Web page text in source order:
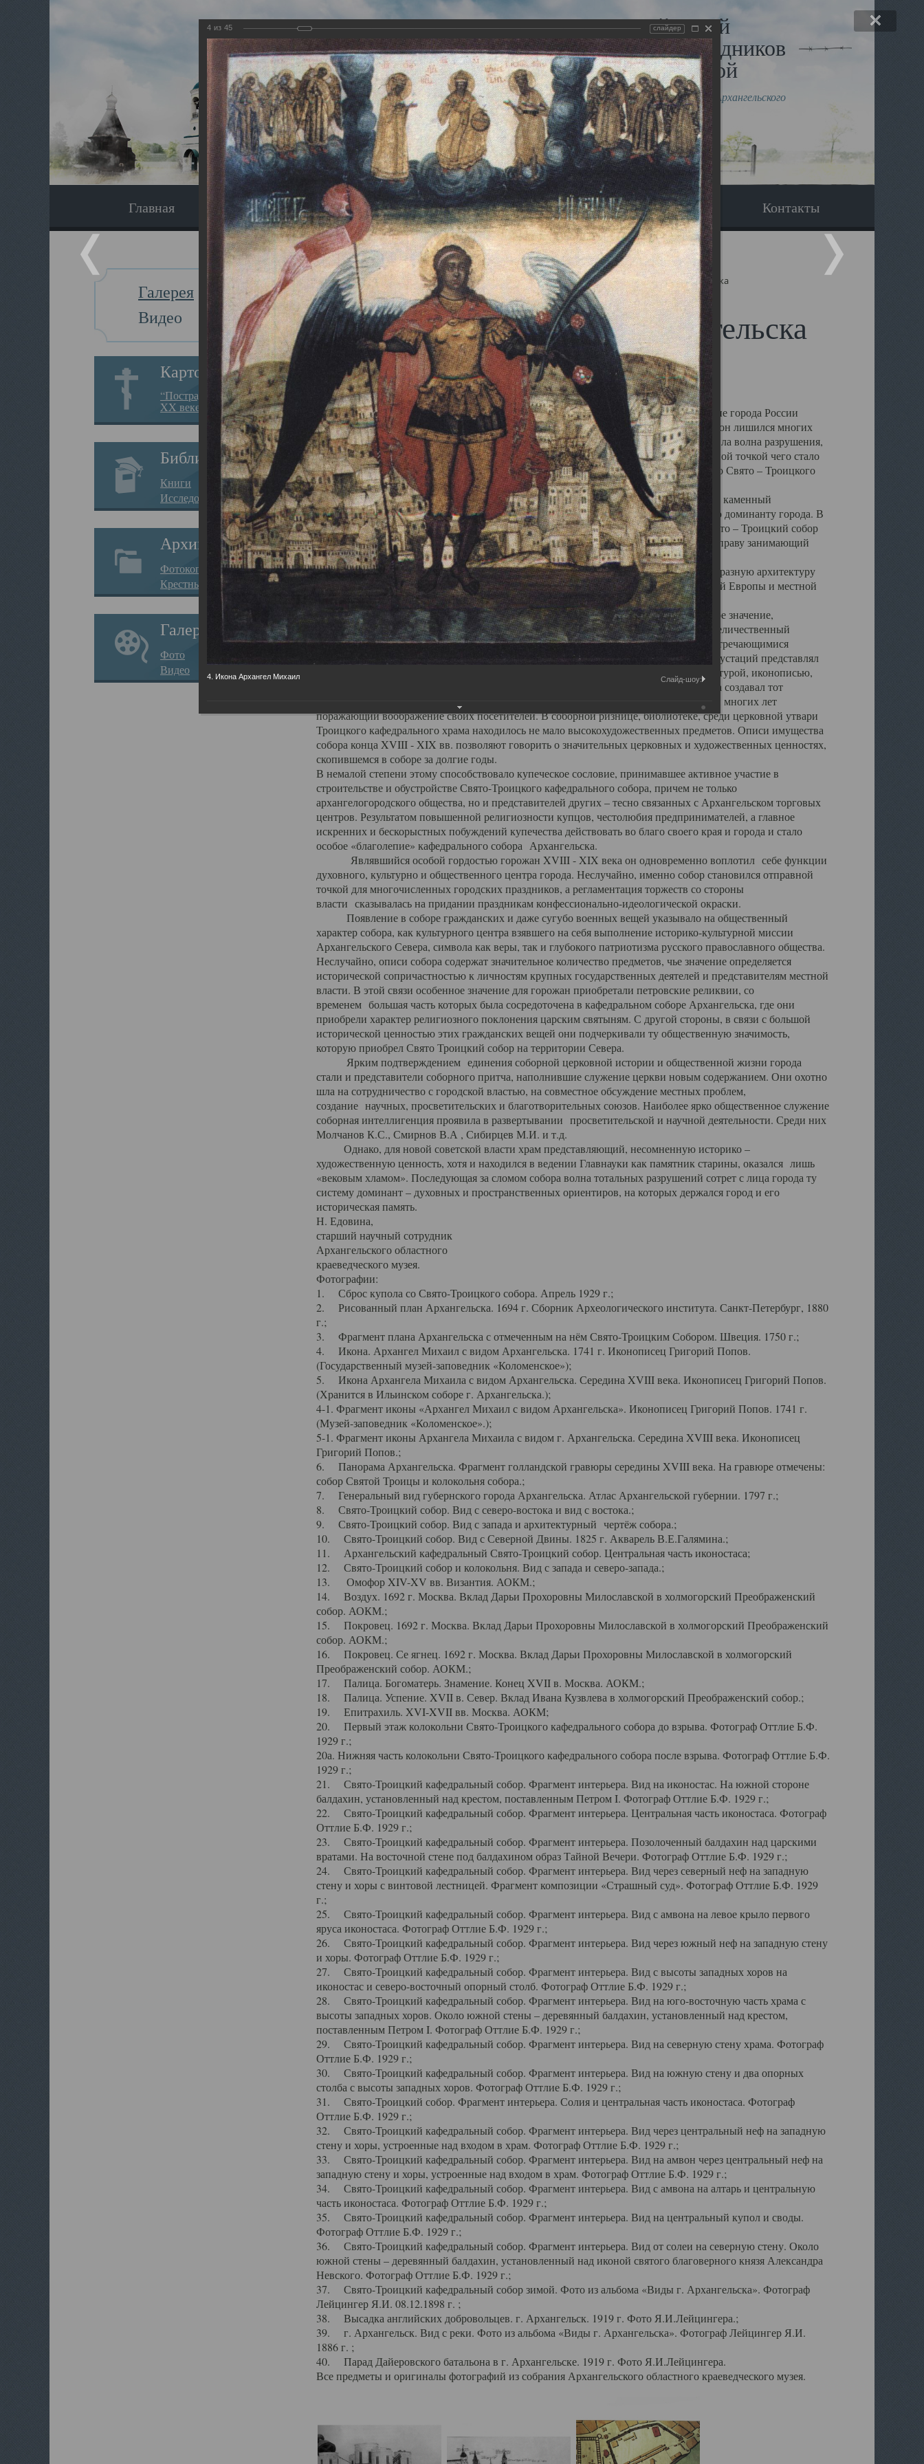
Виртуальный музей
Новомучеников и исповедников
Земли Архангельской
Сайт создан по благословлению митрополита Архангельского
и Холмогорского Даниила
Главная Экскурсия Наследники Галерея Вопрос-ответ Контакты
Галерея
Видео
Картотека
“Пострадавшие за веру в
XX веке на Севере”
Библиотека
Книги
Исследования
Архив
Фотокопии дел
Крестные ходы
Галерея
Фото
Видео
Главная Галерея Храмы-мученики Архангельска Свято-Троицкий собор Архангельска
Свято-Троицкий собор Архангельска
Свято-Троицкий собор Архангельска
23.12.2015
Сегодня мы можем говорить, что Архангельск в большей мере, чем другие губернские города России
пострадал от целенаправленных систематических разрушений, в результате которых он лишился многих
выдающихся памятников архитектуры. Больше всего по старому Архангельску ударила волна разрушения,
вызванная борьбой с религией, набравшая особую силу в конце 20 –х годов. Отправной точкой чего стало
разрушение православного центра архангельской губернии - ансамбля кафедрального Свято – Троицкого
собора Архангельска.
Возникнув в начале XVIII века в центре Архангельска, величественный каменный
двухэтажный Троицкий собор, сразу превратился в зрительную и градостроительную доминанту города. В
XVIII веке по масштабам ему не было равных на Севере. Вплоть до разрушения Свято – Троицкий собор
оставался самым высоким и значительным из городских строений Архангельска, по праву занимающий
второе место, после гостиных дворов, в градостроительной картине Архангельска.
Один из самых больших и светлых соборов России воплотил в себе яркую и своеобразную архитектуру
портового города с отраженными в ней архитектурными течениями России, Западной Европы и местной
архангелогородской школы церковного зодчества.
Масштабность, благолепие и богатство собора, вполне оправдывали его кафедральное значение,
заслуженно выделяя из многочисленных культовых построек города. Обширный и величественный
иконостас украшенный колоннами ионического стиля, с единственными нигде не встречающимися
царскими вратами, изящным фронтоном и множеством резных, символических инкрустаций представлял
собой поистине художественную ценность. В совокупности же с живописью, скульптурой, иконописью,
шитьем, многочисленными предметами церковной утвари интерьер Троицкого храма создавал тот
неповторимый красочный ансамбль декоративного убранства собора, на протяжении многих лет
поражающий воображение своих посетителей. В соборной ризнице, библиотеке, среди церковной утвари
Троицкого кафедрального храма находилось не мало высокохудожественных предметов. Описи имущества
собора конца XVIII - XIX вв. позволяют говорить о значительных церковных и художественных ценностях,
скопившемся в соборе за долгие годы.
В немалой степени этому способствовало купеческое сословие, принимавшее активное участие в
строительстве и обустройстве Свято-Троицкого кафедрального собора, причем не только
архангелогородского общества, но и представителей других – тесно связанных с Архангельском торговых
центров. Результатом повышенной религиозности купцов, честолюбия предпринимателей, а главное
искренних и бескорыстных побуждений купечества действовать во благо своего края и города и стало
особое «благолепие» кафедрального собора Архангельска.
Являвшийся особой гордостью горожан XVIII - XIX века он одновременно воплотил себе функции
духовного, культурно и общественного центра города. Неслучайно, именно собор становился отправной
точкой для многочисленных городских праздников, а регламентация торжеств со стороны
власти сказывалась на придании праздникам конфессионально-идеологической окраски.
Появление в соборе гражданских и даже сугубо военных вещей указывало на общественный
характер собора, как культурного центра взявшего на себя выполнение историко-культурной миссии
Архангельского Севера, символа как веры, так и глубокого патриотизма русского православного общества.
Неслучайно, описи собора содержат значительное количество предметов, чье значение определяется
исторической сопричастностью к личностям крупных государственных деятелей и представителям местной
власти. В этой связи особенное значение для горожан приобретали петровские реликвии, со
временем большая часть которых была сосредоточена в кафедральном соборе Архангельска, где они
приобрели характер религиозного поклонения царским святыням. С другой стороны, в связи с большой
исторической ценностью этих гражданских вещей они подчеркивали ту общественную значимость,
которую приобрел Свято Троицкий собор на территории Севера.
Ярким подтверждением единения соборной церковной истории и общественной жизни города
стали и представители соборного притча, наполнившие служение церкви новым содержанием. Они охотно
шла на сотрудничество с городской властью, на совместное обсуждение местных проблем,
создание научных, просветительских и благотворительных союзов. Наиболее ярко общественное служение
соборная интеллигенция проявила в развертывании просветительской и научной деятельности. Среди них
Молчанов К.С., Смирнов В.А , Сибирцев М.И. и т.д.
Однако, для новой советской власти храм представляющий, несомненную историко –
художественную ценность, хотя и находился в ведении Главнауки как памятник старины, оказался лишь
«вековым хламом». Последующая за сломом собора волна тотальных разрушений сотрет с лица города ту
систему доминант – духовных и пространственных ориентиров, на которых держался город и его
историческая память.
Н. Едовина,
старший научный сотрудник
Архангельского областного
краеведческого музея.
Фотографии:
1. Сброс купола со Свято-Троицкого собора. Апрель 1929 г.;
2. Рисованный план Архангельска. 1694 г. Сборник Археологического института. Санкт-Петербург, 1880
г.;
3. Фрагмент плана Архангельска с отмеченным на нём Свято-Троицким Собором. Швеция. 1750 г.;
4. Икона. Архангел Михаил с видом Архангельска. 1741 г. Иконописец Григорий Попов.
(Государственный музей-заповедник «Коломенское»);
5. Икона Архангела Михаила с видом Архангельска. Середина XVIII века. Иконописец Григорий Попов.
(Хранится в Ильинском соборе г. Архангельска.);
4-1. Фрагмент иконы «Архангел Михаил с видом Архангельска». Иконописец Григорий Попов. 1741 г.
(Музей-заповедник «Коломенское».);
5-1. Фрагмент иконы Архангела Михаила с видом г. Архангельска. Середина XVIII века. Иконописец
Григорий Попов.;
6. Панорама Архангельска. Фрагмент голландской гравюры середины XVIII века. На гравюре отмечены:
собор Святой Троицы и колокольня собора.;
7. Генеральный вид губернского города Архангельска. Атлас Архангельской губернии. 1797 г.;
8. Свято-Троицкий собор. Вид с северо-востока и вид с востока.;
9. Свято-Троицкий собор. Вид с запада и архитектурный чертёж собора.;
10. Свято-Троицкий собор. Вид с Северной Двины. 1825 г. Акварель В.Е.Галямина.;
11. Архангельский кафедральный Свято-Троицкий собор. Центральная часть иконостаса;
12. Свято-Троицкий собор и колокольня. Вид с запада и северо-запада.;
13. Омофор XIV-XV вв. Византия. АОКМ.;
14. Воздух. 1692 г. Москва. Вклад Дарьи Прохоровны Милославской в холмогорский Преображенский
собор. АОКМ.;
15. Покровец. 1692 г. Москва. Вклад Дарьи Прохоровны Милославской в холмогорский Преображенский
собор. АОКМ.;
16. Покровец. Се ягнец. 1692 г. Москва. Вклад Дарьи Прохоровны Милославской в холмогорский
Преображенский собор. АОКМ.;
17. Палица. Богоматерь. Знамение. Конец XVII в. Москва. АОКМ.;
18. Палица. Успение. XVII в. Север. Вклад Ивана Кузвлева в холмогорский Преображенский собор.;
19. Епитрахиль. XVI-XVII вв. Москва. АОКМ;
20. Первый этаж колокольни Свято-Троицкого кафедрального собора до взрыва. Фотограф Оттлие Б.Ф.
1929 г.;
20а. Нижняя часть колокольни Свято-Троицкого кафедрального собора после взрыва. Фотограф Оттлие Б.Ф.
1929 г.;
21. Свято-Троицкий кафедральный собор. Фрагмент интерьера. Вид на иконостас. На южной стороне
балдахин, установленный над крестом, поставленным Петром I. Фотограф Оттлие Б.Ф. 1929 г.;
22. Свято-Троицкий кафедральный собор. Фрагмент интерьера. Центральная часть иконостаса. Фотограф
Оттлие Б.Ф. 1929 г.;
23. Свято-Троицкий кафедральный собор. Фрагмент интерьера. Позолоченный балдахин над царскими
вратами. На восточной стене под балдахином образ Тайной Вечери. Фотограф Оттлие Б.Ф. 1929 г.;
24. Свято-Троицкий кафедральный собор. Фрагмент интерьера. Вид через северный неф на западную
стену и хоры с винтовой лестницей. Фрагмент композиции «Страшный суд». Фотограф Оттлие Б.Ф. 1929
г.;
25. Свято-Троицкий кафедральный собор. Фрагмент интерьера. Вид с амвона на левое крыло первого
яруса иконостаса. Фотограф Оттлие Б.Ф. 1929 г.;
26. Свято-Троицкий кафедральный собор. Фрагмент интерьера. Вид через южный неф на западную стену
и хоры. Фотограф Оттлие Б.Ф. 1929 г.;
27. Свято-Троицкий кафедральный собор. Фрагмент интерьера. Вид с высоты западных хоров на
иконостас и северо-восточный опорный столб. Фотограф Оттлие Б.Ф. 1929 г.;
28. Свято-Троицкий кафедральный собор. Фрагмент интерьера. Вид на юго-восточную часть храма с
высоты западных хоров. Около южной стены – деревянный балдахин, установленный над крестом,
поставленным Петром I. Фотограф Оттлие Б.Ф. 1929 г.;
29. Свято-Троицкий кафедральный собор. Фрагмент интерьера. Вид на северную стену храма. Фотограф
Оттлие Б.Ф. 1929 г.;
30. Свято-Троицкий кафедральный собор. Фрагмент интерьера. Вид на южную стену и два опорных
столба с высоты западных хоров. Фотограф Оттлие Б.Ф. 1929 г.;
31. Свято-Троицкий собор. Фрагмент интерьера. Солия и центральная часть иконостаса. Фотограф
Оттлие Б.Ф. 1929 г.;
32. Свято-Троицкий кафедральный собор. Фрагмент интерьера. Вид через центральный неф на западную
стену и хоры, устроенные над входом в храм. Фотограф Оттлие Б.Ф. 1929 г.;
33. Свято-Троицкий кафедральный собор. Фрагмент интерьера. Вид на амвон через центральный неф на
западную стену и хоры, устроенные над входом в храм. Фотограф Оттлие Б.Ф. 1929 г.;
34. Свято-Троицкий кафедральный собор. Фрагмент интерьера. Вид с амвона на алтарь и центральную
часть иконостаса. Фотограф Оттлие Б.Ф. 1929 г.;
35. Свято-Троицкий кафедральный собор. Фрагмент интерьера. Вид на центральный купол и своды.
Фотограф Оттлие Б.Ф. 1929 г.;
36. Свято-Троицкий кафедральный собор. Фрагмент интерьера. Вид от солеи на северную стену. Около
южной стены – деревянный балдахин, установленный над иконой святого благоверного князя Александра
Невского. Фотограф Оттлие Б.Ф. 1929 г.;
37. Свято-Троицкий кафедральный собор зимой. Фото из альбома «Виды г. Архангельска». Фотограф
Лейцингер Я.И. 08.12.1898 г. ;
38. Высадка английских добровольцев. г. Архангельск. 1919 г. Фото Я.И.Лейцингера.;
39. г. Архангельск. Вид с реки. Фото из альбома «Виды г. Архангельска». Фотограф Лейцингер Я.И.
1886 г. ;
40. Парад Дайеровского батальона в г. Архангельске. 1919 г. Фото Я.И.Лейцингера.
Все предметы и оригиналы фотографий из собрания Архангельского областного краеведческого музея.
4 из 45 слайдер
4. Икона Архангел Михаил Слайд-шоу: